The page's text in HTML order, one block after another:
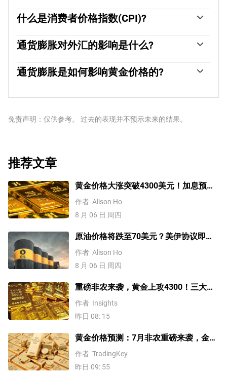
什么是消费者价格指数(CPI)?
的价格变化。它通常以月环比(MoM)和年同比(YoY)的百分
比变化来表示。核心CPI是各国央行的目标，因为它不包
常会导致更高的利率，反之亦然，当它低于2%时。由于较
通货膨胀对外汇的影响是什么?
有悖常理，反之亦然。这是因为央行通常会提高利率以对
抗更高的通胀，这会吸引更多的全球资本流入，这些投资
通货膨胀是如何影响黄金价格的?
保值，虽然投资者在市场极端动荡时期仍然会购买黄金，
当通胀高企时，央行会提高利率来对抗通胀。较高的利率
这种明亮的金属成为更可行的投资选择。”
免责声明：仅供参考。 过去的表现并不预示未来的结果。
推荐文章
黄金价格大涨突破4300美元！加息预期
降温叠加央行购金，未来继续涨？
作者 Alison Ho
8 月 06 日 周四
原油价格将跌至70美元？美伊协议即将
达成，但小心冲突再起
作者 Alison Ho
8 月 06 日 周四
重磅非农来袭，黄金上攻4300！三大因
素预示金价升势有望延续
作者 Insights
昨日 08: 15
黄金价格预测：7月非农重磅来袭，金价
站上4300美元后还能涨吗？
作者 TradingKey
昨日 09: 55